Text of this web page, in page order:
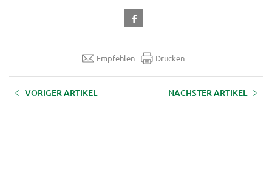
Empfehlen Drucken
VORIGER ARTIKEL NÄCHSTER ARTIKEL